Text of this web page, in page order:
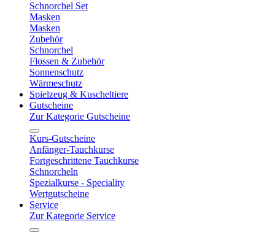
Schnorchel Set
Masken
Masken
Zubehör
Schnorchel
Flossen & Zubehör
Sonnenschutz
Wärmeschutz
Spielzeug & Kuscheltiere
Gutscheine
Zur Kategorie Gutscheine
Kurs-Gutscheine
Anfänger-Tauchkurse
Fortgeschrittene Tauchkurse
Schnorcheln
Spezialkurse - Speciality
Wertgutscheine
Service
Zur Kategorie Service